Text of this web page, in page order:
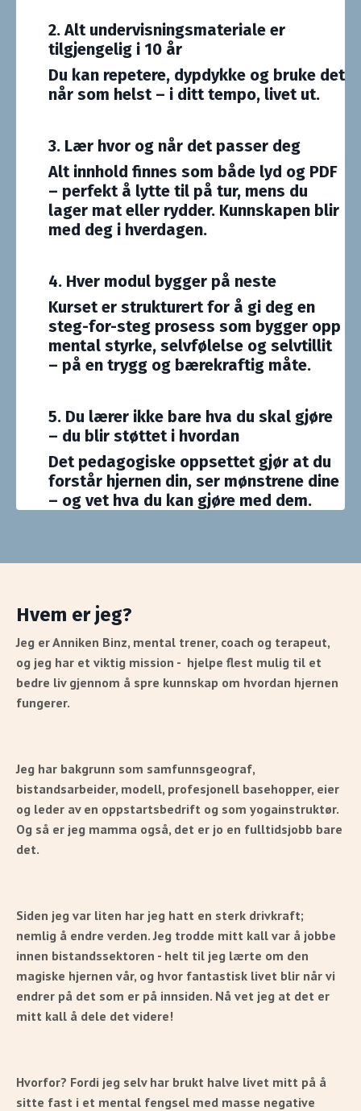
2. Alt undervisningsmateriale er
tilgjengelig i 10 år
Du kan repetere, dypdykke og bruke det
når som helst – i ditt tempo, livet ut.
3. Lær hvor og når det passer deg
Alt innhold finnes som både lyd og PDF
– perfekt å lytte til på tur, mens du
lager mat eller rydder. Kunnskapen blir
med deg i hverdagen.
4. Hver modul bygger på neste
Kurset er strukturert for å gi deg en
steg-for-steg prosess som bygger opp
mental styrke, selvfølelse og selvtillit
– på en trygg og bærekraftig måte.
5. Du lærer ikke bare hva du skal gjøre
– du blir støttet i hvordan
Det pedagogiske oppsettet gjør at du
forstår hjernen din, ser mønstrene dine
– og vet hva du kan gjøre med dem.
Hvem er jeg?
Jeg er Anniken Binz, mental trener, coach og terapeut,
og jeg har et viktig mission - hjelpe flest mulig til et
bedre liv gjennom å spre kunnskap om hvordan hjernen
fungerer.
Jeg har bakgrunn som samfunnsgeograf,
bistandsarbeider, modell, profesjonell basehopper, eier
og leder av en oppstartsbedrift og som yogainstruktør.
Og så er jeg mamma også, det er jo en fulltidsjobb bare
det.
Siden jeg var liten har jeg hatt en sterk drivkraft;
nemlig å endre verden. Jeg trodde mitt kall var å jobbe
innen bistandssektoren - helt til jeg lærte om den
magiske hjernen vår, og hvor fantastisk livet blir når vi
endrer på det som er på innsiden. Nå vet jeg at det er
mitt kall å dele det videre!
Hvorfor? Fordi jeg selv har brukt halve livet mitt på å
sitte fast i et mental fengsel med masse negative